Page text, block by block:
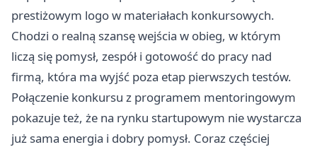
prestiżowym logo w materiałach konkursowych.
Chodzi o realną szansę wejścia w obieg, w którym
liczą się pomysł, zespół i gotowość do pracy nad
firmą, która ma wyjść poza etap pierwszych testów.
Połączenie konkursu z programem mentoringowym
pokazuje też, że na rynku startupowym nie wystarcza
już sama energia i dobry pomysł. Coraz częściej